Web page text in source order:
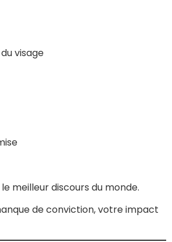
visage
meilleur discours du monde.
de conviction, votre impact